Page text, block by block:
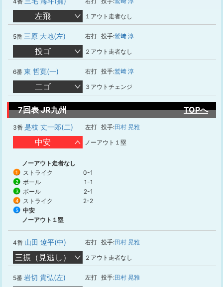
左飛 １アウト走者なし
5番 三原 大地(左) 右打 投手:鷲﨑 淳
投ゴ ２アウト走者なし
6番 東 哲寛(一) 右打 投手:鷲﨑 淳
二ゴ ３アウトチェンジ
7回表 JR九州 TOPへ
3番 是枝 丈一郎(二) 左打 投手:田村 晃雅
中安 ノーアウト１塁
ノーアウト走者なし
1 ストライク 0-1
2 ボール 1-1
3 ボール 2-1
4 ストライク 2-2
5
中安
ノーアウト１塁
4番 山田 遼平(中) 右打 投手:田村 晃雅
三振（見逃し） ２アウト走者なし
5番 岩切 貴弘(左) 左打 投手:田村 晃雅